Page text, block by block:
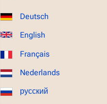
Deutsch
English
Français
Nederlands
русский